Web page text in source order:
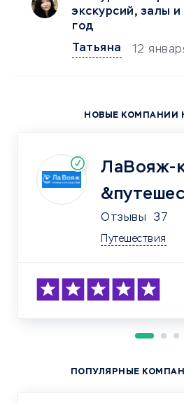
экскурсий, залы
год
Татьяна
12
НОВЫЕ КОМПАНИИ
ЛаВояж-
Отзывы 37
Путешествия
ПОПУЛЯРНЫЕ